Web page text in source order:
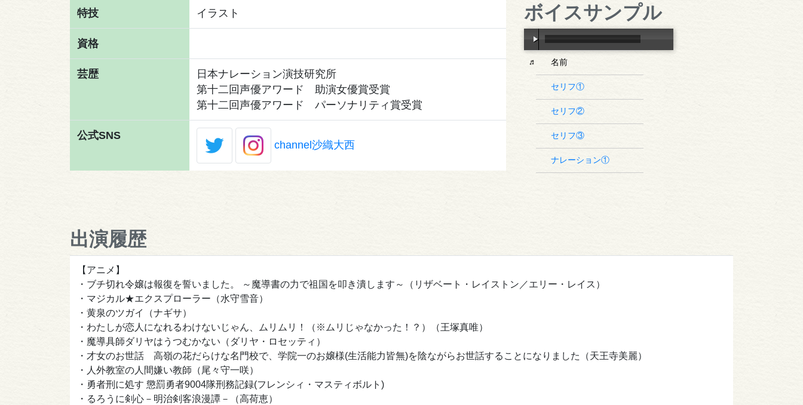
特技 イラスト
資格
芸歴
日本ナレーション演技研究所
第十二回声優アワード 助演女優賞受賞
第十二回声優アワード パーソナリティ賞受賞
公式SNS
channel沙織大西
ボイスサンプル
名前
セリフ①
セリフ②
セリフ③
ナレーション①
出演履歴
【アニメ】
・ブチ切れ令嬢は報復を誓いました。 ～魔導書の力で祖国を叩き潰します～（リザベート・レイストン／エリー・レイス）
・マジカル★エクスプローラー（水守雪音）
・黄泉のツガイ（ナギサ）
・わたしが恋人になれるわけないじゃん、ムリムリ！（※ムリじゃなかった！？）（王塚真唯）
・魔導具師ダリヤはうつむかない（ダリヤ・ロセッティ）
・才女のお世話 高嶺の花だらけな名門校で、学院一のお嬢様(生活能力皆無)を陰ながらお世話することになりました（天王寺美麗）
・人外教室の人間嫌い教師（尾々守一咲）
・勇者刑に処す 懲罰勇者9004隊刑務記録(フレンシィ・マスティボルト)
・るろうに剣心－明治剣客浪漫譚－（高荷恵）